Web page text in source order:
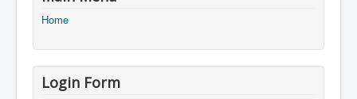
Home
Login Form